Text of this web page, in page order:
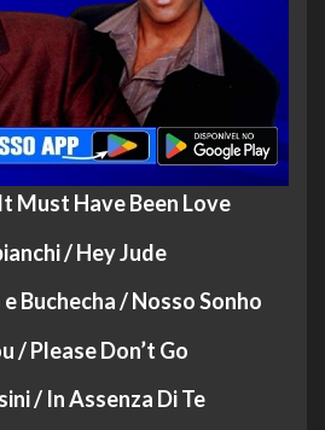
Must Have Been Love
/ Hey Jude
Buchecha / Nosso Sonho
/ Please Don’t Go
/ In Assenza Di Te